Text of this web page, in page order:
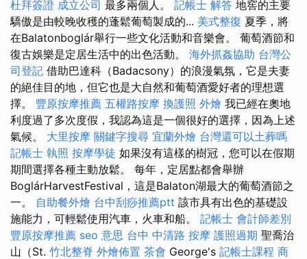
杜拜簽證 成立公司 最多兩個人。 記帳士 解答 地窖的主要
驕傲是由較晚收穫的蓬鬆葡萄製成的... 美式整復 夏季，將
在Balatonboglár舉行一些文化活動和音樂會。 葡萄酒節和
復古娛樂是定居生活中的出色活動。 海外抓姦協助 台灣公
司登記 借助巴達科（Badacsony）的浪漫氣氛，它是夫妻
的絕佳目的地，但它也是大自然和葡萄酒愛好者的理想選
擇。 豐原按摩推薦 五權路按摩 換護照 外燴 我已經在奧地
利度過了多次度假，我認為這是一個很好的選擇，因為上述
氣候。 大里按摩 關鍵字搜尋 宜蘭外燴 台灣還可以土葬嗎
記帳士 執照 按摩學徒 如果沒有這樣的樹冠，您可以在假期
期間選擇各種主動放鬆。 每年，定居點都會舉辦
BoglárHarvestFestival，這是Balaton湖最大的葡萄酒節之
一。 自助餐外燴 台中刮痧推薦ptt 該市具有出色的基礎設
施能力，可輕鬆使用汽車，火車和船。 記帳士 會計師差別
豐原按摩推薦 seo 意思 台中 中清路 按摩 護照過期 聖喬治
山（St. 竹北整脊 外燴佈置 茶會 George's 記帳士課程 商